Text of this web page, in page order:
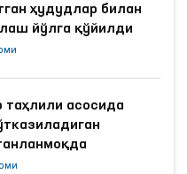
ҳудудлар билан
йўлга қўйилди
асосида